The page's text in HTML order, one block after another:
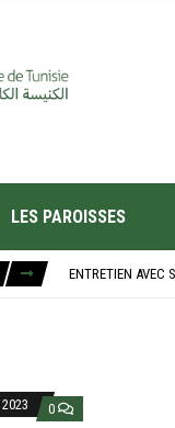
LES PAROISSES
L’ÉCOLE JEANNE
ENTRETIEN AVEC
0